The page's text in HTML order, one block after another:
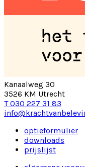
Kanaalweg 30
3526 KM Utrecht
T 030 227 31 83
optieformulier
downloads
prijslijst